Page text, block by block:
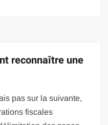
reconnaître une
pas sur la suivante,
fiscales